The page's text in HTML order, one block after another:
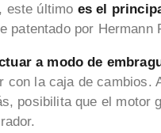
este último es el
patentado por Hermann
a modo de
con la caja de cambios.
posibilita que el motor